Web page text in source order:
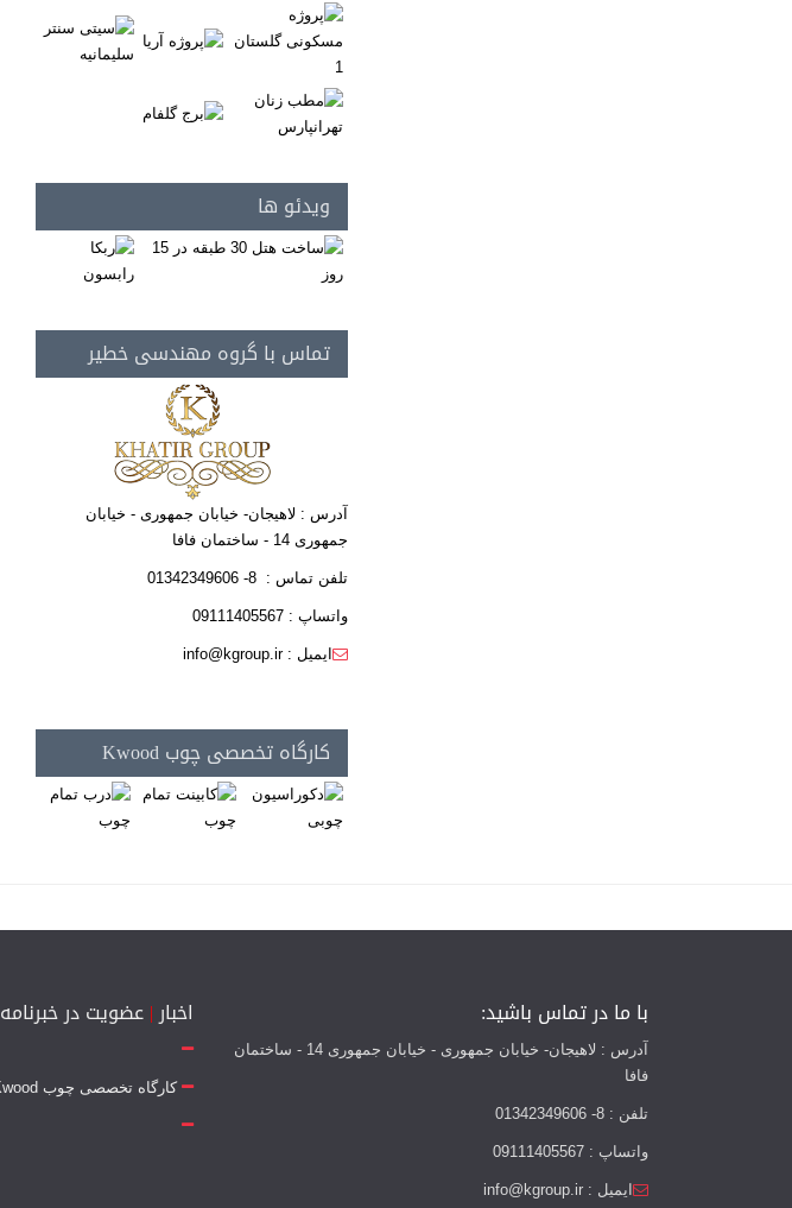
ویدئو ها
تماس با گروه مهندسی خطیر
آدرس : لاهیجان- خیابان جمهوری - خیابان
جمهوری 14 - ساختمان فافا
تلفن تماس : 8- 01342349606
واتساپ : 09111405567
ایمیل : info@kgroup.ir
کارگاه تخصصی چوب Kwood
اخبار|عضویت در خبرنامه
کارگاه تخصصی چوب Kwood
با ما در تماس باشید:
آدرس : لاهیجان- خیابان جمهوری - خیابان جمهوری 14 - ساختمان
فافا
تلفن : 8- 01342349606
واتساپ : 09111405567
ایمیل : info@kgroup.ir